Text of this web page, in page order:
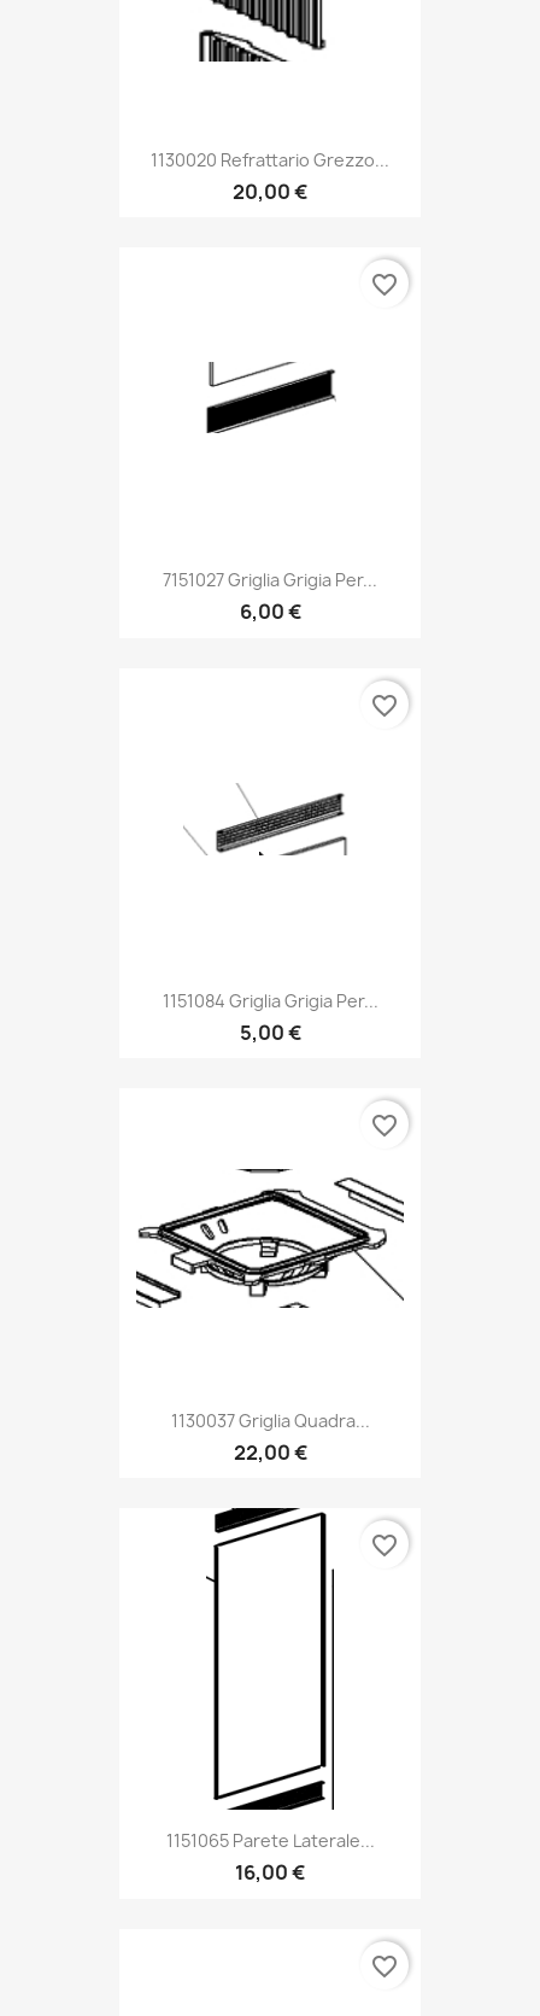
1130020 Refrattario Grezzo...
20,00 €
7151027 Griglia Grigia Per...
6,00 €
favorite_border
1151084 Griglia Grigia Per...
5,00 €
favorite_border
1130037 Griglia Quadra...
22,00 €
favorite_border
1151065 Parete Laterale...
16,00 €
favorite_border
favorite_border